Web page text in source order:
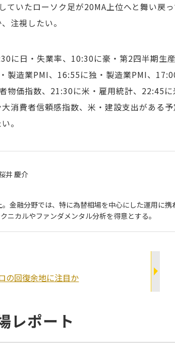
ていたローソク足が20MA上位へと舞い戻
注視したい。
に日・失業率、10:30に豪・第2四半期生
製造業PMI、16:55に独・製造業PMI、
物価指数、21:30に米・雇用統計、22:45
消費者信頼感指数、米・建設支出がある
。
井 慶介
。金融分野では、特に為替相場を中心にした運用に
ニカルやファンダメンタル分析を得意とする。
の回復余地に注目か
レポート